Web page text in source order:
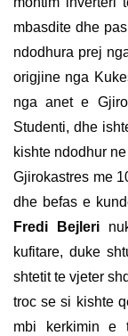
mbasdite dhe
ndodhura prej
origjine nga
nga anet e
Studenti, dhe
kishte ndodhur
Gjirokastres me
dhe befas e
Fredi Bejleri
kufitare, duke
shtetit te vjeter
troc se si kishte
mbi kerkimin e